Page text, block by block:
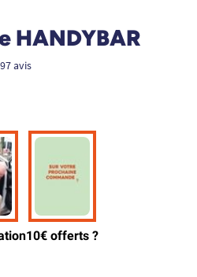
HANDYBAR
97 avis